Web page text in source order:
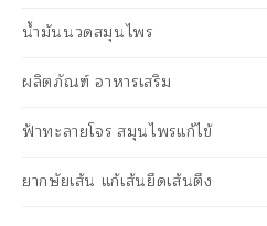
น้ำมันนวดสมุนไพร
ผลิตภัณฑ์ อาหารเสริม
ฟ้าทะลายโจร สมุนไพรแก้ไข้
ยากษัยเส้น แก้เส้นยึดเส้นตึง